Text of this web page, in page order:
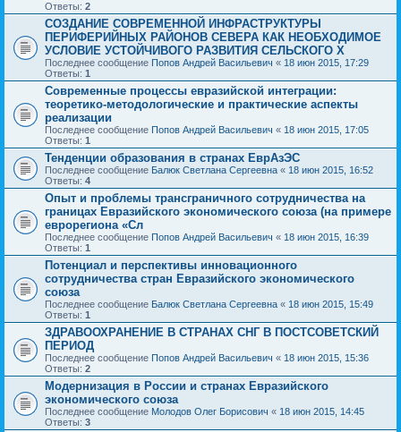
Ответы: 2
СОЗДАНИЕ СОВРЕМЕННОЙ ИНФРАСТРУКТУРЫ
ПЕРИФЕРИЙНЫХ РАЙОНОВ СЕВЕРА КАК НЕОБХОДИМОЕ
УСЛОВИЕ УСТОЙЧИВОГО РАЗВИТИЯ СЕЛЬСКОГО Х
Последнее сообщение Попов Андрей Васильевич « 18 июн 2015, 17:29
Ответы: 1
Современные процессы евразийской интеграции:
теоретико-методологические и практические аспекты
реализации
Последнее сообщение Попов Андрей Васильевич « 18 июн 2015, 17:05
Ответы: 1
Тенденции образования в странах ЕврАзЭС
Последнее сообщение Балюк Светлана Сергеевна « 18 июн 2015, 16:52
Ответы: 4
Опыт и проблемы трансграничного сотрудничества на
границах Евразийского экономического союза (на примере
еврорегиона «Сл
Последнее сообщение Попов Андрей Васильевич « 18 июн 2015, 16:39
Ответы: 1
Потенциал и перспективы инновационного
сотрудничества стран Евразийского экономического
союза
Последнее сообщение Балюк Светлана Сергеевна « 18 июн 2015, 15:49
Ответы: 1
ЗДРАВООХРАНЕНИЕ В СТРАНАХ СНГ В ПОСТСОВЕТСКИЙ
ПЕРИОД
Последнее сообщение Попов Андрей Васильевич « 18 июн 2015, 15:36
Ответы: 2
Модернизация в России и странах Евразийского
экономического союза
Последнее сообщение Молодов Олег Борисович « 18 июн 2015, 14:45
Ответы: 3